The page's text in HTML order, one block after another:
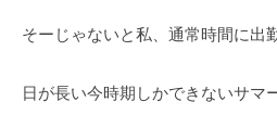
そーじゃないと私、通常時間に出
日が長い今時期しかできないサマ